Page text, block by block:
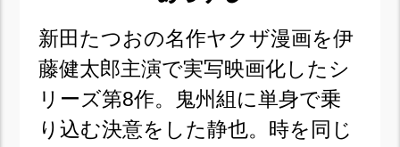
新田たつおの名作ヤクザ漫画を伊
藤健太郎主演で実写映画化したシ
リーズ第8作。鬼州組に単身で乗
り込む決意をした静也。時を同じ